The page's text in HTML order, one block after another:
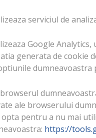
serviciul de
Google
generata de cookie
ale browserului
pentru a nu mai
https://